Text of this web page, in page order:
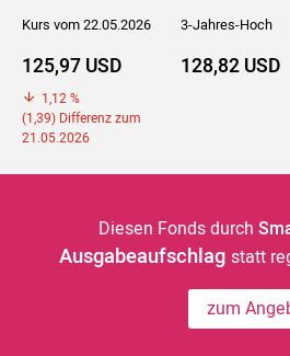
Kurs vom 22.05.2026 3-Jahres-Hoch
125,97 USD
1,12 %
(1,39) Differenz zum
21.05.2026
128,82 USD
Diesen Fonds durch
Ausgabeaufschlagstatt
zum